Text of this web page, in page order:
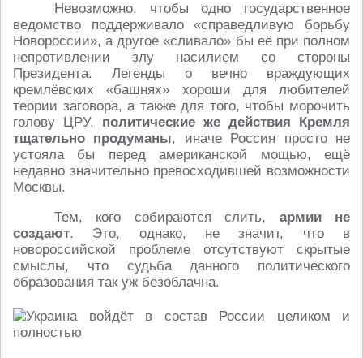
Невозможно, чтобы одно государственное
ведомство поддерживало «справедливую борьбу
Новороссии», а другое «сливало» бы её при полном
непротивлении злу насилием со стороны
Президента. Легенды о вечно враждующих
кремлёвских «башнях» хороши для любителей
теории заговора, а также для того, чтобы морочить
голову ЦРУ, политические же действия Кремля
тщательно продуманы, иначе Россия просто не
устояла бы перед американской мощью, ещё
недавно значительно превосходившей возможности
Москвы.
Тем, кого собираются слить, армии не
создают. Это, однако, не значит, что в
новороссийской проблеме отсутствуют скрытые
смыслы, что судьба данного политического
образования так уж безоблачна.